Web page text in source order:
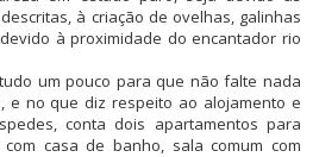
à criação de ovelhas, galinhas
à proximidade do encantador rio
um pouco para que não falte nada
e no que diz respeito ao alojamento e
conta dois apartamentos para
casa de banho, sala comum com